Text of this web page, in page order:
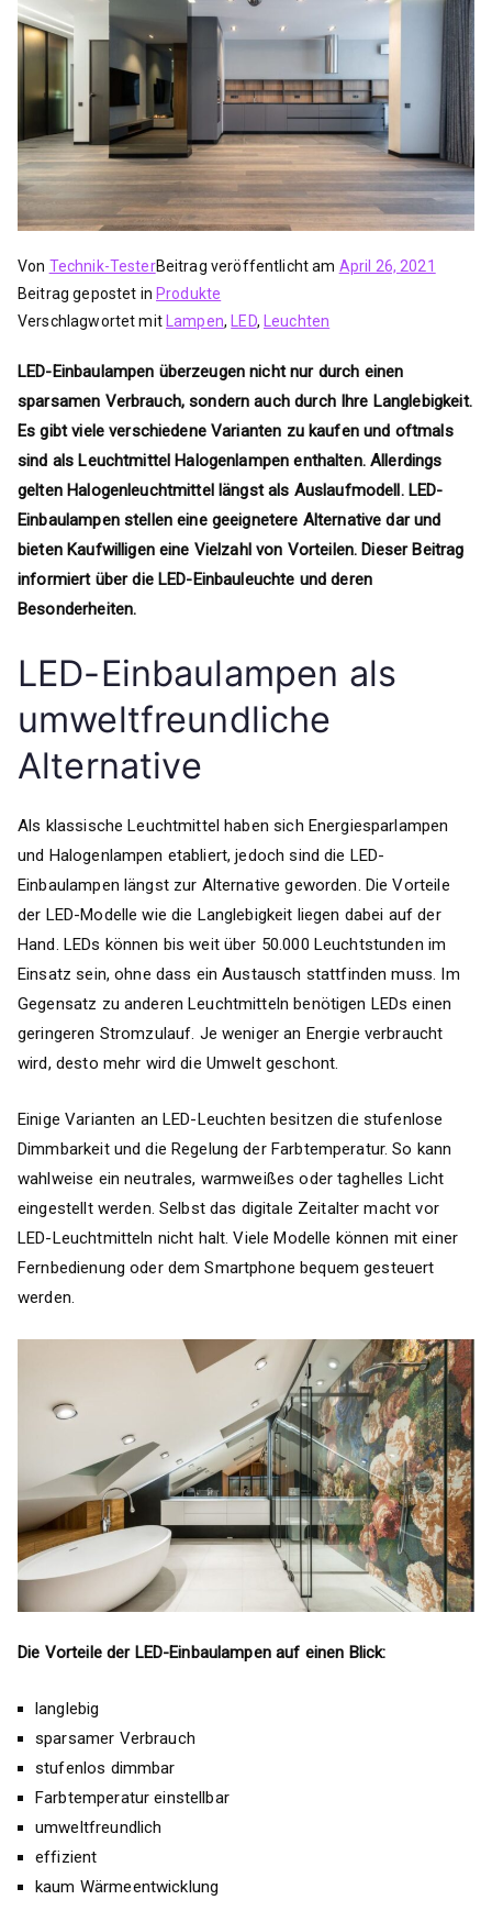
Von Technik-TesterBeitrag veröffentlicht am April 26, 2021
Beitrag gepostet in Produkte
Verschlagwortet mit Lampen, LED, Leuchten
LED-Einbaulampen überzeugen nicht nur durch einen
sparsamen Verbrauch, sondern auch durch Ihre Langlebigkeit.
Es gibt viele verschiedene Varianten zu kaufen und oftmals
sind als Leuchtmittel Halogenlampen enthalten. Allerdings
gelten Halogenleuchtmittel längst als Auslaufmodell. LED-
Einbaulampen stellen eine geeignetere Alternative dar und
bieten Kaufwilligen eine Vielzahl von Vorteilen. Dieser Beitrag
informiert über die LED-Einbauleuchte und deren
Besonderheiten.
LED-Einbaulampen als
umweltfreundliche
Alternative
Als klassische Leuchtmittel haben sich Energiesparlampen
und Halogenlampen etabliert, jedoch sind die LED-
Einbaulampen längst zur Alternative geworden. Die Vorteile
der LED-Modelle wie die Langlebigkeit liegen dabei auf der
Hand. LEDs können bis weit über 50.000 Leuchtstunden im
Einsatz sein, ohne dass ein Austausch stattfinden muss. Im
Gegensatz zu anderen Leuchtmitteln benötigen LEDs einen
geringeren Stromzulauf. Je weniger an Energie verbraucht
wird, desto mehr wird die Umwelt geschont.
Einige Varianten an LED-Leuchten besitzen die stufenlose
Dimmbarkeit und die Regelung der Farbtemperatur. So kann
wahlweise ein neutrales, warmweißes oder taghelles Licht
eingestellt werden. Selbst das digitale Zeitalter macht vor
LED-Leuchtmitteln nicht halt. Viele Modelle können mit einer
Fernbedienung oder dem Smartphone bequem gesteuert
werden.
Die Vorteile der LED-Einbaulampen auf einen Blick:
langlebig
sparsamer Verbrauch
stufenlos dimmbar
Farbtemperatur einstellbar
umweltfreundlich
effizient
kaum Wärmeentwicklung